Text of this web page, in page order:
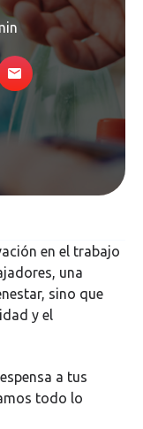
en el trabajo
una
sino que
y el
a tus
todo lo